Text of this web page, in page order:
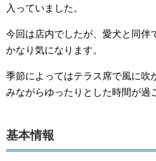
入っていました。
今回は店内でしたが、愛犬と同伴
かなり気になります。
季節によってはテラス席で風に吹
みながらゆったりとした時間が過
基本情報